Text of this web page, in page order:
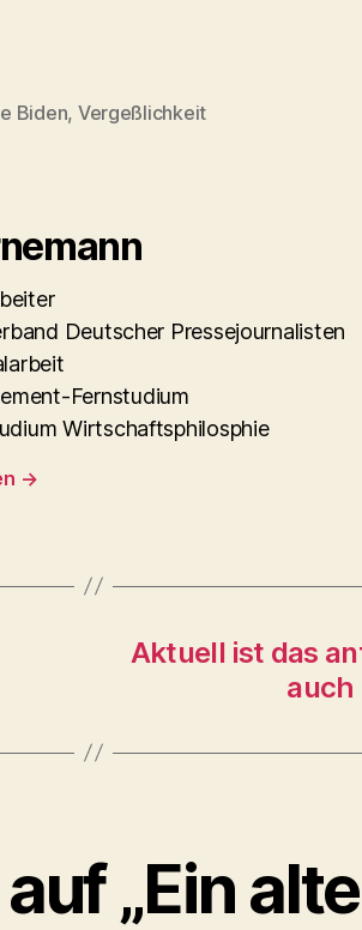
Biden, Vergeßlichkeit
Deutscher Pressejournalisten
Fernstudium
Wirtschaftsphilosphie
→
Aktuell ist das
auch
„Ein